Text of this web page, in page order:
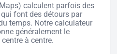
calculent parfois des
font des détours par
temps. Notre calculateur
généralement le
à centre.